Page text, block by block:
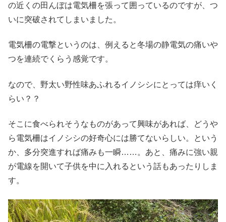
の近くの田んぼは電気柵を張って囲っているのですが、つ
いに突破されてしまいました。
電気柵の電撃というのは、例えると冬場の静電気の痛いや
つを連続でくらう感覚です。
なので、野太い野性味あふれるイノシシにとっては痒いく
らい？？
そこに食べられそうなものがあって興味があれば、どうや
ら電気柵はイノシシの好奇心には勝てないらしい。という
か、多分突進すれば痛みも一瞬……。あと、痛みに強い親
が電線を開いて子供を中に入れるという話もあったりしま
す。